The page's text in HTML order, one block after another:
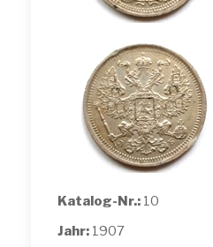
Katalog-Nr.: 10
Jahr: 1907